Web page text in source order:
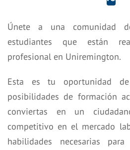
Únete a una comunidad
estudiantes que están
profesional en Uniremington.
Esta es tu oportunidad
posibilidades de formación
conviertas en un
competitivo en el mercado
habilidades necesarias